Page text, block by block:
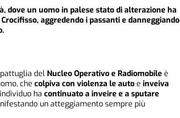
dove un uomo in palese stato di alterazione ha
aggredendo i passanti e danneggiando
del Nucleo Operativo e Radiomobile è
che colpiva con violenza le auto e inveiva
ha continuato a inveire e a sputare
un atteggiamento sempre più